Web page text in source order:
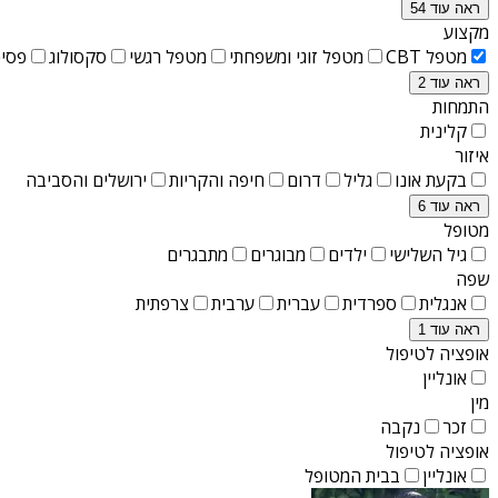
ראה עוד 54
מקצוע
מטפל CBT
מטפל זוגי ומשפחתי מטפל רגשי סקסולוג
ראה עוד 2
התמחות
קלינית
איזור
בקעת אונו
גליל דרום חיפה והקריות ירושלים והסביבה
ראה עוד 6
מטופל
גיל השלישי
ילדים מבוגרים
מתבגרים
שפה
אנגלית
ספרדית עברית ערבית צרפתית
ראה עוד 1
אופציה לטיפול
אונליין
מין
זכר
נקבה
אופציה לטיפול
אונליין
בבית המטופל